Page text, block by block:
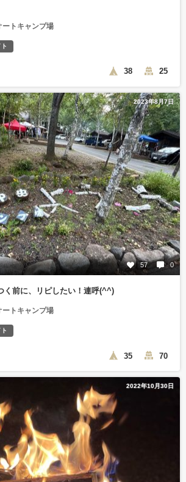
トキャンプ場
38 25
2023年8月7日
57 0
く前に、リピしたい！連呼(^^)
ートキャンプ場
35 70
2022年10月30日